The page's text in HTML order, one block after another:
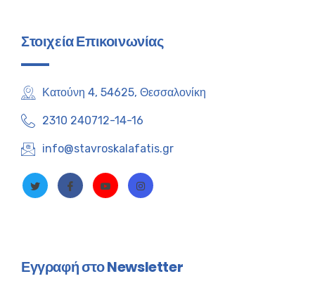
Στοιχεία Επικοινωνίας
Κατούνη 4, 54625, Θεσσαλονίκη
2310 240712-14-16
info@stavroskalafatis.gr
Εγγραφή στο Newsletter